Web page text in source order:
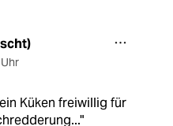
Küken freiwillig für